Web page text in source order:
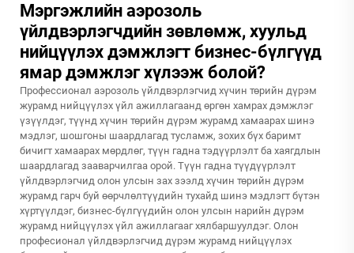
Мэргэжлийн аэрозоль
үйлдвэрлэгчдийн зөвлөмж, хуульд
нийцүүлэх дэмжлэгт бизнес-бүлгүүд
ямар дэмжлэг хүлээж болой?
Профессионал аэрозоль үйлдвэрлэгчид хүчин төрийн дүрэм
журамд нийцүүлэх үйл ажиллагаанд өргөн хамрах дэмжлэг
үзүүлдэг, түүнд хүчин төрийн дүрэм журамд хамаарах шинэ
мэдлэг, шошгоны шаардлагад тусламж, зохих бүх баримт
бичигт хамаарах мөрдлөг, түүн гадна тэдүүрлэлт ба хаягдлын
шаардлагад зааварчилгаа орой. Түүн гадна түүдүүрлэлт
үйлдвэрлэгчид олон улсын зах зээлд хүчин төрийн дүрэм
журамд гарч буй өөрчлөлтүүдийн тухайд шинэ мэдлэгт бүтэн
хүртүүлдэг, бизнес-бүлгүүдийн олон улсын нарийн дүрэм
журамд нийцүүлэх үйл ажиллагааг хялбаршуулдэг. Олон
професионал үйлдвэрлэгчид дүрэм журамд нийцүүлэх